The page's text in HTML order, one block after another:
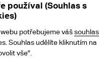
údajů
používal (Souhlas s
potřebujeme vášsouhlas
Souhlas udělíte kliknutím na
vše".